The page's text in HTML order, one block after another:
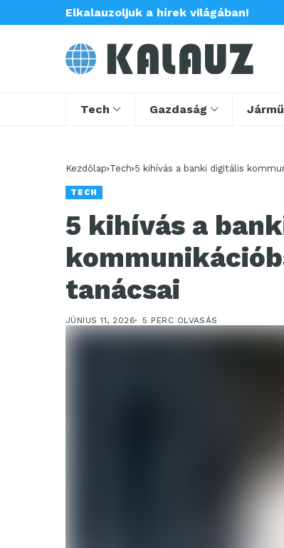
Elkalauzoljuk a hírek világában!
Tech Gazdaság Jármű
Kezdőlap Tech 5 kihívás a banki digitális
TECH
5 kihívás a
tanácsai
JÚNIUS 11, 2026 5 PERC OLVASÁS